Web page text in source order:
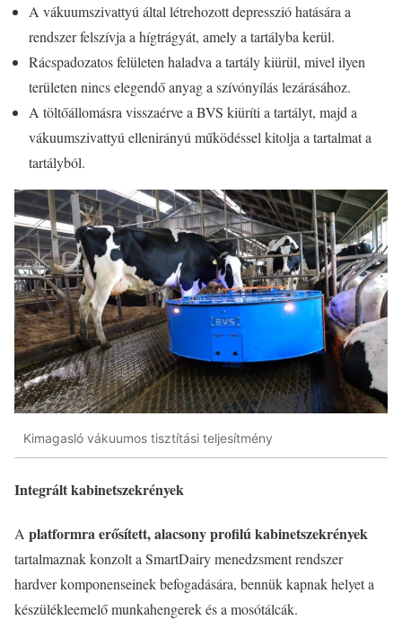
A vákuumszivattyú által létrehozott depresszió hatására a
rendszer felszívja a hígtrágyát, amely a tartályba kerül.
Rácspadozatos felületen haladva a tartály kiürül, mivel ilyen
területen nincs elegendő anyag a szívónyílás lezárásához.
A töltőállomásra visszaérve a BVS kiüríti a tartályt, majd a
vákuumszivattyú ellenirányú működéssel kitolja a tartalmat a
tartályból.
Kimagasló vákuumos tisztítási teljesítmény
Integrált kabinetszekrények
A platformra erősített, alacsony profilú kabinetszekrények
tartalmaznak konzolt a SmartDairy menedzsment rendszer
hardver komponenseinek befogadására, bennük kapnak helyet a
készülékleemelő munkahengerek és a mosótálcák.